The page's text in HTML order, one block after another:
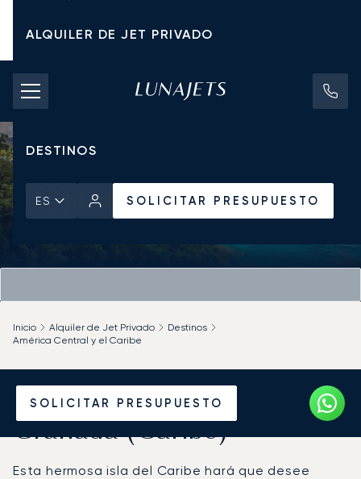
ALQUILER DE JET PRIVADO
TARIFAS DE CHÁRTER
JETS PRIVADOS
DESTINOS
ES SOLICITAR PRESUPUESTO
SOLICITAR PRESUPUESTO
Inicio Alquiler de Jet Privado
Destinos
América Central y el Caribe
Alquile un Jet Privado en
Granada (Caribe)
Esta hermosa isla del Caribe hará que desee